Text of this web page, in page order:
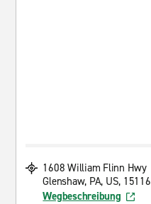
1608 William Flinn Hwy
Glenshaw, PA, US, 15116
Wegbeschreibung